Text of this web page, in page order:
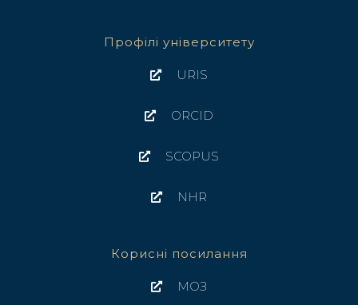
Профілі університету
URIS
ORCID
SCOPUS
NHR
Корисні посилання
МОЗ